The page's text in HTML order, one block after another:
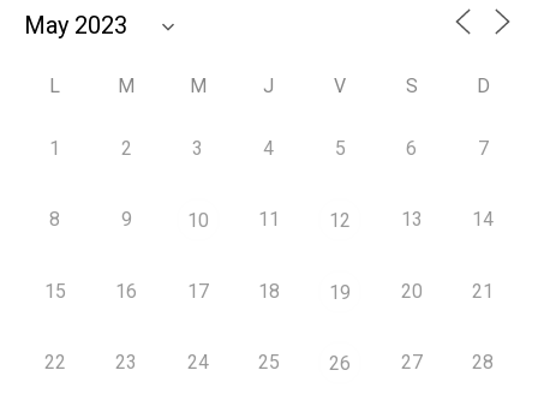
L M M J V S D
1 2 3 4 5 6 7
8 9 10 11 12 13 14
15 16 17 18 19 20 21
22 23 24 25 26 27 28